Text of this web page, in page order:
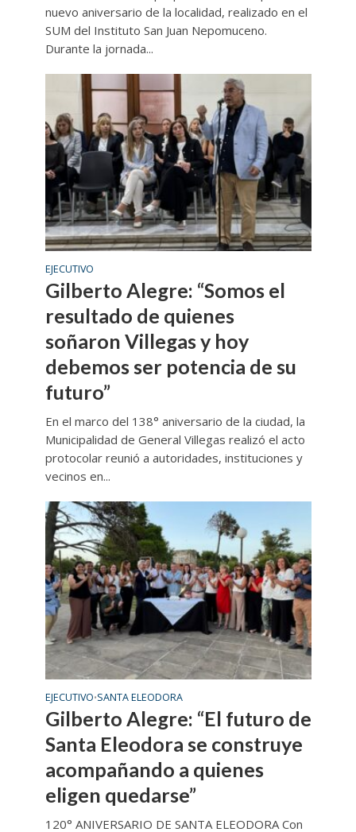
nuevo aniversario de la localidad, realizado en el
SUM del Instituto San Juan Nepomuceno.
Durante la jornada...
EJECUTIVO
Gilberto Alegre: “Somos el
resultado de quienes
soñaron Villegas y hoy
debemos ser potencia de su
futuro”
En el marco del 138° aniversario de la ciudad, la
Municipalidad de General Villegas realizó el acto
protocolar reunió a autoridades, instituciones y
vecinos en...
EJECUTIVO•SANTA ELEODORA
Gilberto Alegre: “El futuro de
Santa Eleodora se construye
acompañando a quienes
eligen quedarse”
120° ANIVERSARIO DE SANTA ELEODORA Con